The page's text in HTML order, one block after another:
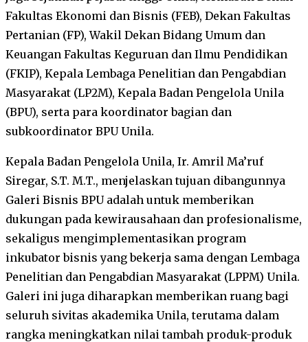
Fakultas Ekonomi dan Bisnis (FEB), Dekan Fakultas
Pertanian (FP), Wakil Dekan Bidang Umum dan
Keuangan Fakultas Keguruan dan Ilmu Pendidikan
(FKIP), Kepala Lembaga Penelitian dan Pengabdian
Masyarakat (LP2M), Kepala Badan Pengelola Unila
(BPU), serta para koordinator bagian dan
subkoordinator BPU Unila.
Kepala Badan Pengelola Unila, Ir. Amril Ma’ruf
Siregar, S.T. M.T., menjelaskan tujuan dibangunnya
Galeri Bisnis BPU adalah untuk memberikan
dukungan pada kewirausahaan dan profesionalisme,
sekaligus mengimplementasikan program
inkubator bisnis yang bekerja sama dengan Lembaga
Penelitian dan Pengabdian Masyarakat (LPPM) Unila.
Galeri ini juga diharapkan memberikan ruang bagi
seluruh sivitas akademika Unila, terutama dalam
rangka meningkatkan nilai tambah produk-produk